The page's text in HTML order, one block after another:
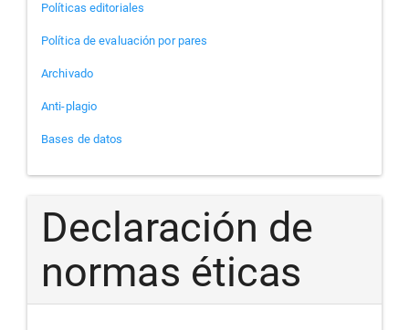
Políticas editoriales
Política de evaluación por pares
Archivado
Anti-plagio
Bases de datos
Declaración de
normas éticas